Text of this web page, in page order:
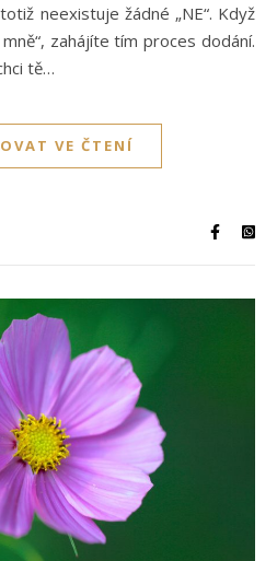
neexistuje žádné „NE“. Když
zahájíte tím proces dodání.
tě…
VE ČTENÍ